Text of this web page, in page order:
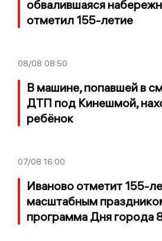
обвалившаяся
отметил 155-летие
08/08 08:50
В машине, попавшей в
ДТП под Кинешмой,
ребёнок
07/08 16:00
Иваново отметит 155-
масштабным
программа Дня города 8